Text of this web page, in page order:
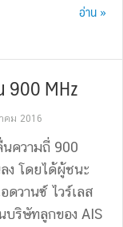
อ่าน »
900 MHz
คม 2016
ความถี่ 900
ง โดยได้ผู้ชนะ
วานซ์ ไวร์เลส
บริษัทลูกของ AIS